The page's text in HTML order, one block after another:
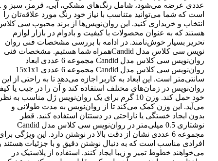
عددی عرضه می‌شود، شامل رنگ‌های مشکی، آبی، قرمز، سبز و
است که شما می‌توانید متناسب با نیاز خود رنگ مورد علاقه‌تان را
انتخاب و خریداری کنید. این روان‌نویس‌ها از برند محبوب سی
هستند که به عنوان محصولات با کیفیت و بادوام در بازار لوازم
تحریر بسیار خوش‌نامند. در ادامه با بررسی مشخصات فنی روان
نویس سی کلاس مدل Candidهمراه شما هستیم. مشخصات فنی
روان‌نویس سی کلاس مدل Candid مجموعه 6 عددی ابعاد
روان‌نویس سی کلاس مدل Candid مجموعه 6 عددی 15x1x1
سانتی‌متر است. این ابعاد به کاربر اجازه می‌دهد تا به راحتی از این
روان‌نویس در زمان‌های مختلف استفاده کند و آن را در جیب یا
خود حمل کند. وزن 10 گرم برای یک روان‌نویس ژل مناسب به
می‌آید. این وزن کمک می‌کند تا از روان‌نویس به مدت طولانی و
بدون ایجاد خستگی یا ناراحتی در دستتان استفاده کنید. قطر
نوشتاری 0.5 میلی‌متر در روان‌نویس سی کلاس مدل Candid
مجموعه 6 عددی نشان از دقت بالا در نوشتن دارد. این ویژگی
افرادی مناسب است که به دنبال نوشتن دقیق و با جزئیات هستند
می‌خواهند خطوط تمیز و زیبا ایجاد کنند. استفاده از پلاستیک در